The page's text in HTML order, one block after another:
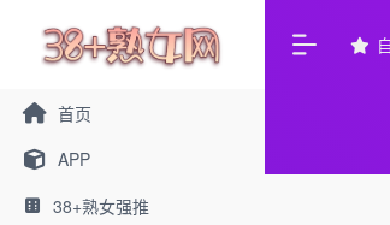
首页
APP
38+熟女强推